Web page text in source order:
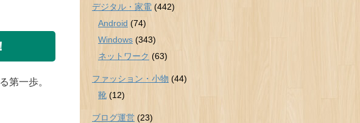
第一歩。
デジタル・家電 (442)
Android (74)
Windows (343)
ネットワーク (63)
ファッション・小物 (44)
靴 (12)
ブログ運営 (23)